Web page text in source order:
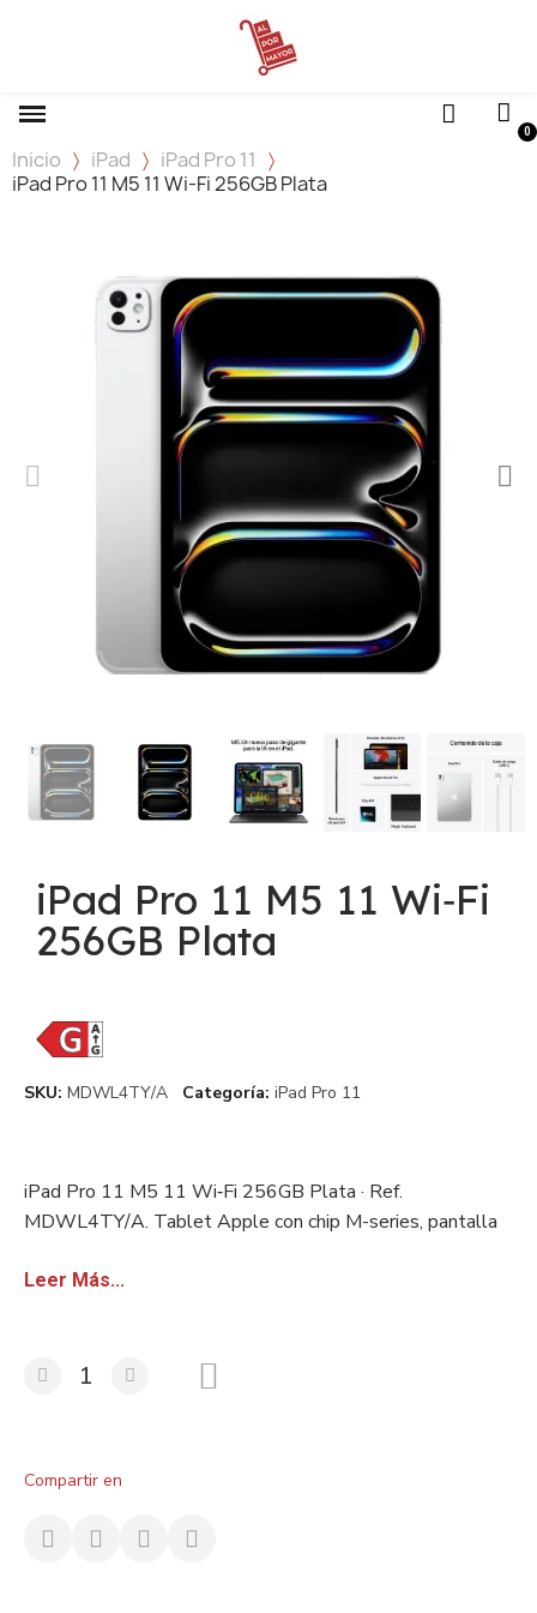
Inicio iPad
iPad Pro 11
iPad Pro 11 M5 11 Wi‑Fi 256GB Plata
iPad Pro 11 M5 11 Wi‑Fi
256GB Plata
SKU MDWL4TY/A Categoría iPad Pro 11
iPad Pro 11 M5 11 Wi‑Fi 256GB Plata · Ref.
MDWL4TY/A. Tablet Apple con chip M-series, pantalla
certificado. Disponible con factura sin IVA para
Leer Más...
Compartir en